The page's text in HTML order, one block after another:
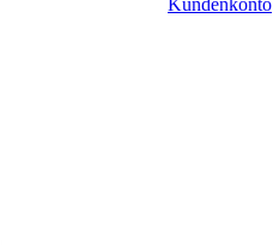
Kundenkonto